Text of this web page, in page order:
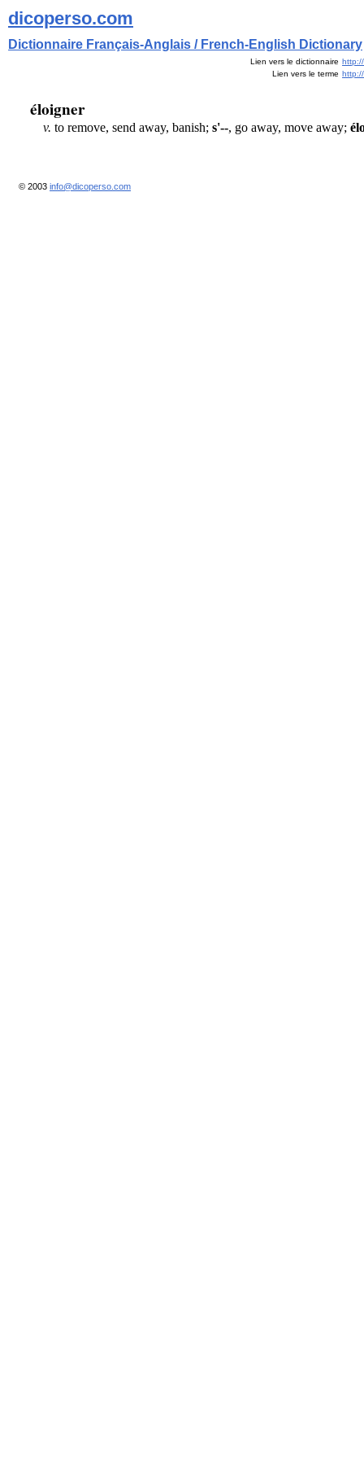
dicoperso.com
Dictionnaire Français-Anglais / French-English Dictionary
Lien vers le dictionnaire
Lien vers le terme
éloigner
v. to remove, send away, banish; s'--, go away, move away;
© 2003 info@dicoperso.com